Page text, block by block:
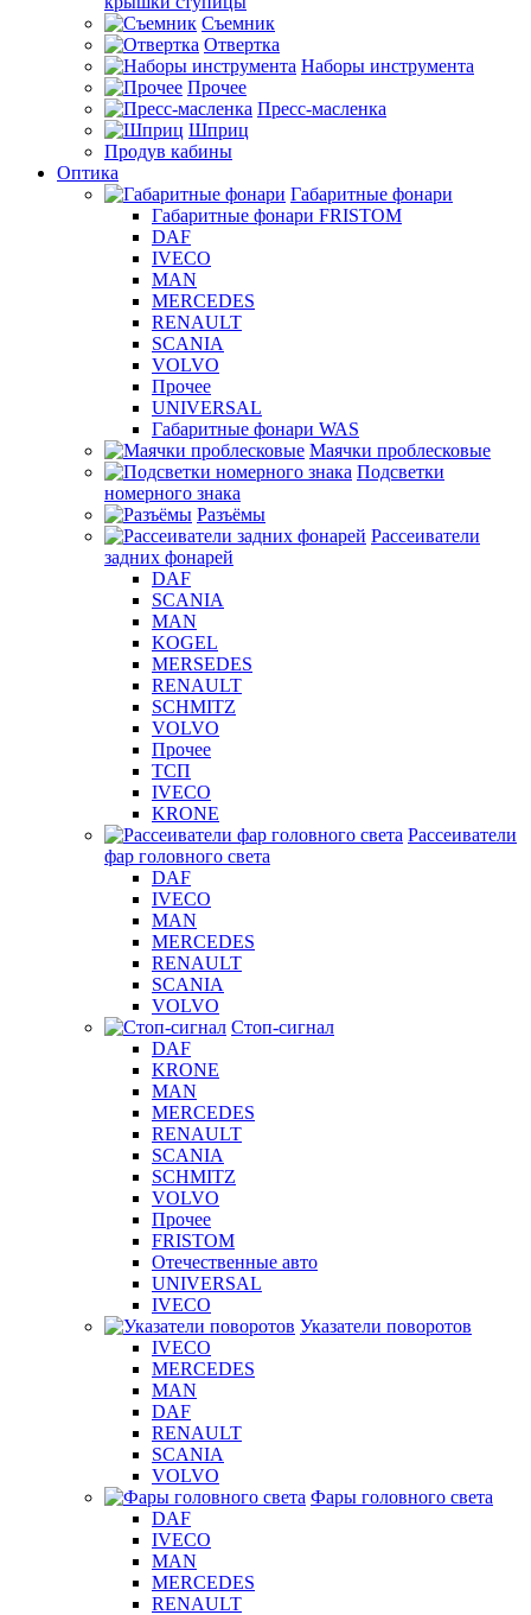
Съемник
Отвертка
Наборы инструмента
Прочее
Пресс-масленка
Шприц
Продув кабины
Оптика
Габаритные фонари
Габаритные фонари FRISTOM
DAF
IVECO
MAN
MERCEDES
RENAULT
SCANIA
VOLVO
Прочее
UNIVERSAL
Габаритные фонари WAS
Маячки проблесковые
Подсветки
номерного знака
Разъёмы
Рассеиватели
задних фонарей
DAF
SCANIA
MAN
KOGEL
MERSEDES
RENAULT
SCHMITZ
VOLVO
Прочее
ТСП
IVECO
KRONE
Рассеиватели
фар головного света
DAF
IVECO
MAN
MERCEDES
RENAULT
SCANIA
VOLVO
Стоп-сигнал
DAF
KRONE
MAN
MERCEDES
RENAULT
SCANIA
SCHMITZ
VOLVO
Прочее
FRISTOM
Отечественные авто
UNIVERSAL
IVECO
Указатели поворотов
IVECO
MERCEDES
MAN
DAF
RENAULT
SCANIA
VOLVO
Фары головного света
DAF
IVECO
MAN
MERCEDES
RENAULT